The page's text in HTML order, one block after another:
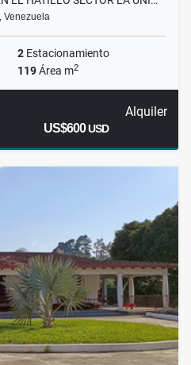
Venezuela
2 Estacionamiento
119Área m2
Alquiler
US$600USD